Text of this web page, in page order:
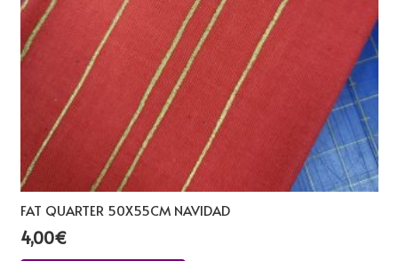
FAT QUARTER 50X55CM NAVIDAD
4,00€